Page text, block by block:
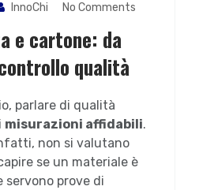
InnoChi No Comments
e cartone: da
qualità
parlare di qualità
misurazioni affidabili.
non si valutano
se un materiale è
servono prove di